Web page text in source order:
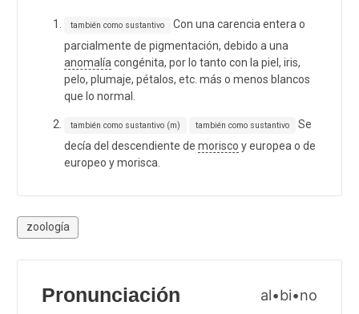
también como sustantivo
Con una carencia entera o
parcialmente de pigmentación, debido a una
anomalía congénita, por lo tanto con la piel, iris,
pelo, plumaje, pétalos, etc. más o menos blancos
que lo normal.
también como sustantivo (m) también como sustantivo
Se
decía del descendiente de morisco y europea o de
europeo y morisca.
zoología
Pronunciación al•bi•no